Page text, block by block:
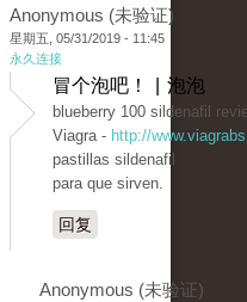
Anonymous (未验证)
星期五, 05/31/2019 - 11:45
永久连接
冒个泡吧！ | 泡泡
blueberry 100 sildenafil
Viagra - http://
pastillas sildenafil
para que sirven.
回复
Anonymous (未验证)